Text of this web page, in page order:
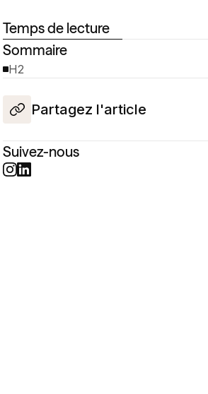
Temps de lecture
Sommaire
H2
Partagez l'article
Suivez-nous